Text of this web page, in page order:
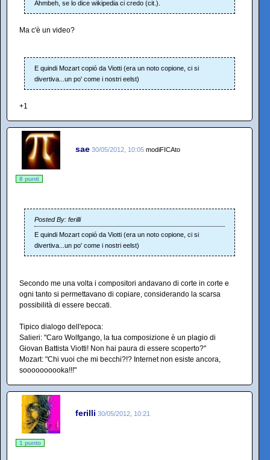
Ahmbeh, se lo dice wikipedia ci credo (cit.).
Ma c'è un video?
E quindi Mozart copió da Viotti (era un noto copione, ci si
divertiva...un po' come i nostri eelst)
+1
sae 30/05/2012, 10:05 modiFICAto
8 punti
Posted By: ferilli
E quindi Mozart copió da Viotti (era un noto copione, ci si
divertiva...un po' come i nostri eelst)
Secondo me una volta i compositori andavano di corte in corte e
ogni tanto si permettavano di copiare, considerando la scarsa
possibilità di essere beccati.
Tipico dialogo dell'epoca:
Salieri: "Caro Wolfgango, la tua composizione è un plagio di
Giovan Battista Viotti! Non hai paura di essere scoperto?"
Mozart: "Chi vuoi che mi becchi?!? Internet non esiste ancora,
soooooooooka!!!"
ferilli 30/05/2012, 10:21
1 punto